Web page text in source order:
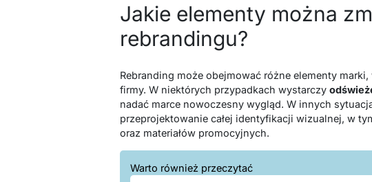
Jakie elementy można
rebrandingu?
Rebranding może obejmować różne elementy
firmy. W niektórych przypadkach wystarczy
nadać marce nowoczesny wygląd. W innych
przeprojektowanie całej identyfikacji wizualnej, w
oraz materiałów promocyjnych.
Warto również przeczytać